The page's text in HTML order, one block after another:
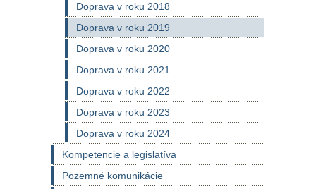
Doprava v roku 2018
Doprava v roku 2019
Doprava v roku 2020
Doprava v roku 2021
Doprava v roku 2022
Doprava v roku 2023
Doprava v roku 2024
Kompetencie a legislatíva
Pozemné komunikácie